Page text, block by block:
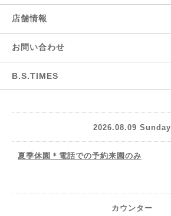
店舗情報
お問い合わせ
B.S.TIMES
2026.08.09 Sunday
夏季休園＊電話での予約来園のみ
カウンター